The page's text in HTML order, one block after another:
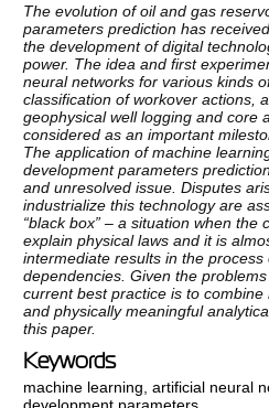
The evolution of oil and gas
parameters prediction has
the development of digital
power. The idea and first
neural networks for various kinds
classification of workover actions,
geophysical well logging and core
considered as an important
The application of machine
development parameters
and unresolved issue. Disputes
industrialize this technology are
“black box” – a situation when the
explain physical laws and it is
intermediate results in the
dependencies. Given the
current best practice is to
and physically meaningful
this paper.
Keywords
machine learning ,artificial neural
development parameters